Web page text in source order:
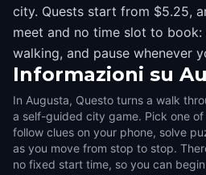
city. Quests start from $5.25,
meet and no time slot to
walking, and pause whenever
Informazioni su
In Augusta, Questo turns a walk
a self-guided city game. Pick one
follow clues on your phone, solve
as you move from stop to stop.
no fixed start time, so you can